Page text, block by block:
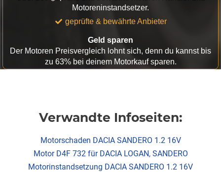
Motoreninstandsetzer.
geprüfte & bewährte Anbieter
Geld sparen
Der Motoren Preisvergleich lohnt sich, denn du kannst bis
zu 63% bei deinem Motorkauf sparen.
Verwandte Infoseiten:
Motorschaden DACIA SANDERO 1.2 16V
Motor D4F 732 für DACIA LOGAN, SANDERO
Motorinstandsetzung DACIA SANDERO 1.2 16V